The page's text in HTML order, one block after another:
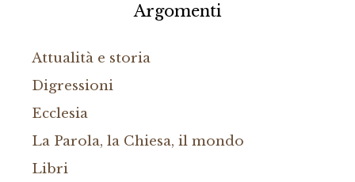
Argomenti
Attualità e storia
Digressioni
Ecclesia
La Parola, la Chiesa, il mondo
Libri